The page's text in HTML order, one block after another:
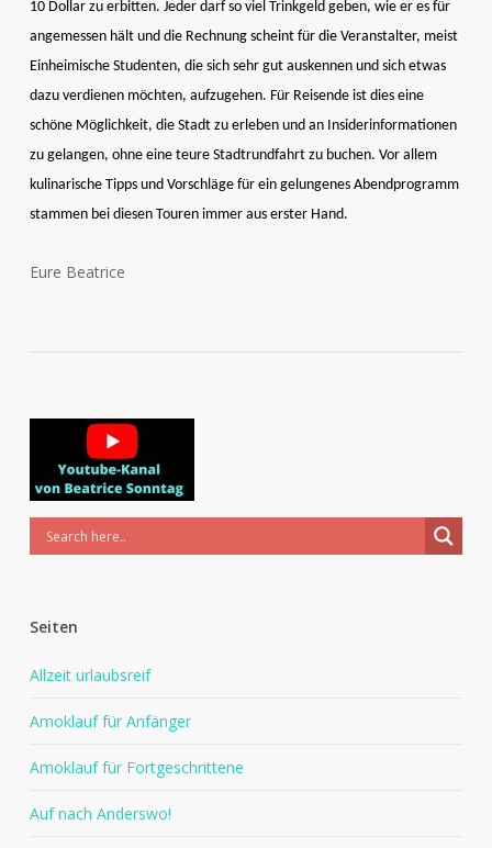
10 Dollar zu erbitten. Jeder darf so viel Trinkgeld geben, wie er es für
angemessen hält und die Rechnung scheint für die Veranstalter, meist
Einheimische Studenten, die sich sehr gut auskennen und sich etwas
dazu verdienen möchten, aufzugehen. Für Reisende ist dies eine
schöne Möglichkeit, die Stadt zu erleben und an Insiderinformationen
zu gelangen, ohne eine teure Stadtrundfahrt zu buchen. Vor allem
kulinarische Tipps und Vorschläge für ein gelungenes Abendprogramm
stammen bei diesen Touren immer aus erster Hand.
Eure Beatrice
Seiten
Allzeit urlaubsreif
Amoklauf für Anfänger
Amoklauf für Fortgeschrittene
Auf nach Anderswo!